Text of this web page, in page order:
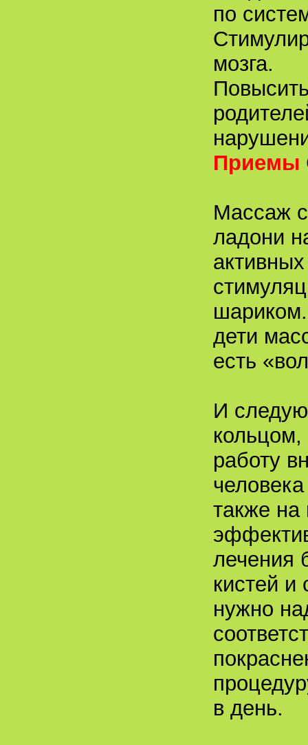
по
мозга.
Приемы
Массаж
ладони
дети
есть
И
кольцом,
работу
также на
лечения
кистей и
нужно
в день.